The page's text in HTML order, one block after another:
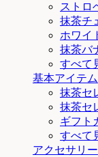
ストロ
抹茶チ
ホワイ
抹茶バ
すべて
基本アイテム
抹茶セ
抹茶セ
ギフト
すべて
アクセサリー